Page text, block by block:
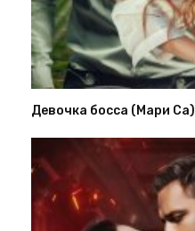
Девочка босса (Мари Са)